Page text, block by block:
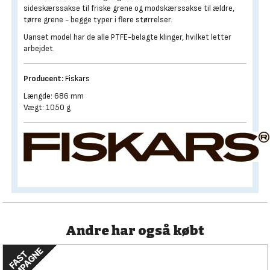
sideskærssakse til friske grene og modskærssakse til ældre,
tørre grene - begge typer i flere størrelser.
Uanset model har de alle PTFE-belagte klinger, hvilket letter
arbejdet.
Producent:Fiskars
Længde: 686 mm
Vægt: 1050 g
Andre har også købt